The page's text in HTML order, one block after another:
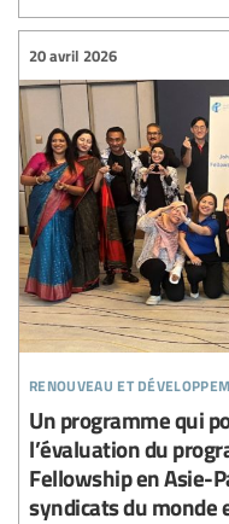
renouveau et
20 avril 2026
Un programme qui
l’évaluation du
Fellowship en Asie-
syndicats du monde